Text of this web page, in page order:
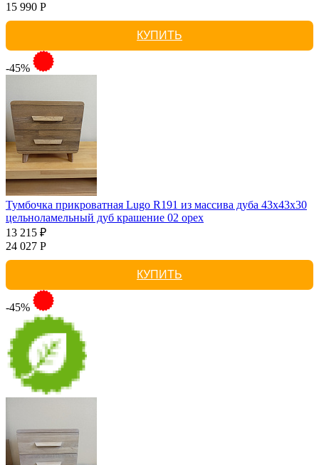
15 990 Р
КУПИТЬ
-45%
Тумбочка прикроватная Lugo R191 из массива дуба 43х43х30
цельноламельный дуб крашение 02 орех
13 215 ₽
24 027 Р
КУПИТЬ
-45%